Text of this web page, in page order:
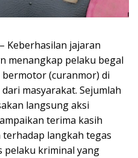
Keberhasilan jajaran
menangkap pelaku begal
(curanmor) di
masyarakat. Sejumlah
langsung aksi
terima kasih
langkah tegas
pelaku kriminal yang